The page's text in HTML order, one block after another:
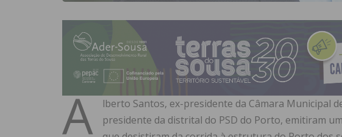
A
lberto Santos, ex-presidente da Câmara Municipal
presidente da distrital do PSD do Porto, emitiram